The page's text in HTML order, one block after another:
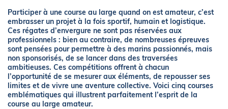
Participer à une course au large quand on est amateur, c’est
embrasser un projet à la fois sportif, humain et logistique.
Ces régates d’envergure ne sont pas réservées aux
professionnels : bien au contraire, de nombreuses épreuves
sont pensées pour permettre à des marins passionnés, mais
non sponsorisés, de se lancer dans des traversées
ambitieuses. Ces compétitions offrent à chacun
l’opportunité de se mesurer aux éléments, de repousser ses
limites et de vivre une aventure collective. Voici cinq courses
emblématiques qui illustrent parfaitement l’esprit de la
course au large amateur.